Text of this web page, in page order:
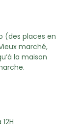
(des places en
marché,
la maison